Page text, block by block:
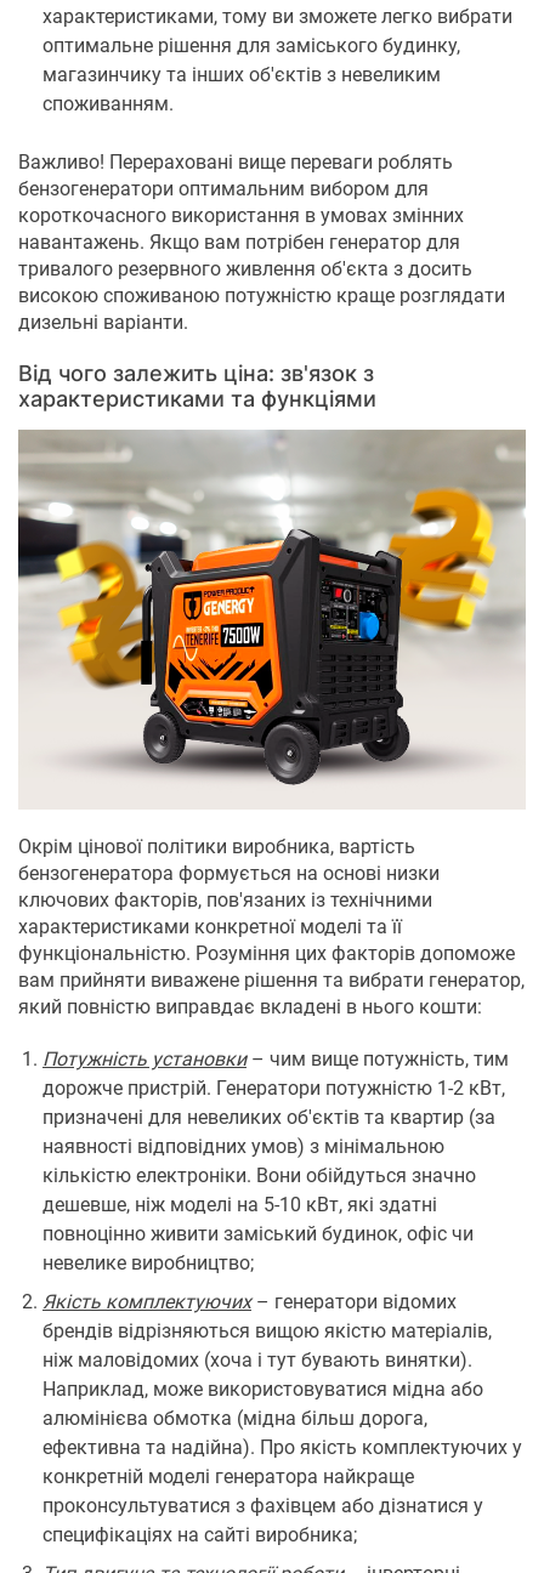
характеристиками, тому ви зможете легко вибрати
оптимальне рішення для заміського будинку,
магазинчику та інших об'єктів з невеликим
споживанням.
Важливо! Перераховані вище переваги роблять
бензогенератори оптимальним вибором для
короткочасного використання в умовах змінних
навантажень. Якщо вам потрібен генератор для
тривалого резервного живлення об'єкта з досить
високою споживаною потужністю краще розглядати
дизельні варіанти.
Від чого залежить ціна: зв'язок з
характеристиками та функціями
Окрім цінової політики виробника, вартість
бензогенератора формується на основі низки
ключових факторів, пов'язаних із технічними
характеристиками конкретної моделі та її
функціональністю. Розуміння цих факторів допоможе
вам прийняти виважене рішення та вибрати генератор,
який повністю виправдає вкладені в нього кошти:
Потужність установки– чим вище потужність, тим
дорожче пристрій. Генератори потужністю 1-2 кВт,
призначені для невеликих об'єктів та квартир (за
наявності відповідних умов) з мінімальною
кількістю електроніки. Вони обійдуться значно
дешевше, ніж моделі на 5-10 кВт, які здатні
повноцінно живити заміський будинок, офіс чи
невелике виробництво;
Якість комплектуючих– генератори відомих
брендів відрізняються вищою якістю матеріалів,
ніж маловідомих (хоча і тут бувають винятки).
Наприклад, може використовуватися мідна або
алюмінієва обмотка (мідна більш дорога,
ефективна та надійна). Про якість комплектуючих у
конкретній моделі генератора найкраще
проконсультуватися з фахівцем або дізнатися у
специфікаціях на сайті виробника;